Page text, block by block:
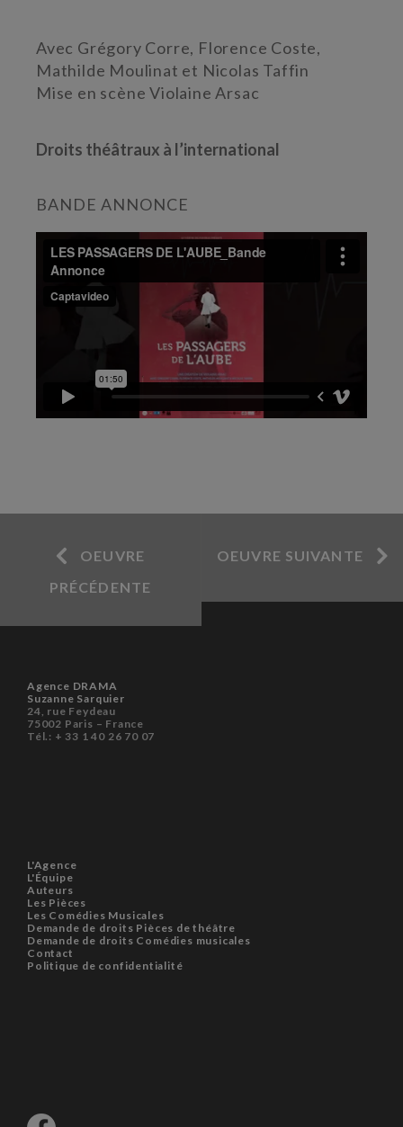
Avec Grégory Corre, Florence Coste,
Mathilde Moulinat et Nicolas Taffin
Mise en scène Violaine Arsac
Droits théâtraux à l’international
BANDE ANNONCE
OEUVRE
PRÉCÉDENTE
OEUVRE SUIVANTE
Agence DRAMA
Suzanne Sarquier
24, rue Feydeau
75002 Paris – France
Tél.: + 33 1 40 26 70 07
L'Agence
L'Équipe
Auteurs
Les Pièces
Les Comédies Musicales
Demande de droits Pièces de théâtre
Demande de droits Comédies musicales
Contact
Politique de confidentialité